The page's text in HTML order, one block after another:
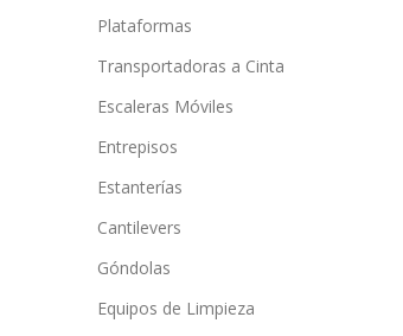
Plataformas
Transportadoras a Cinta
Escaleras Móviles
Entrepisos
Estanterías
Cantilevers
Góndolas
Equipos de Limpieza